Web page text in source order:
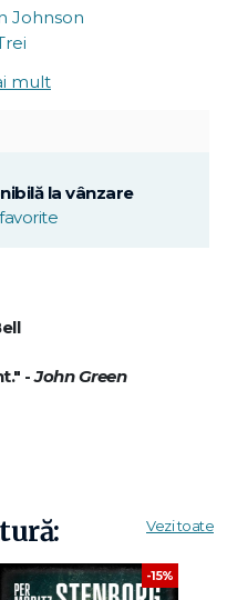
Johnson
mult
la vânzare
-John Green
Ellingham, un
care și-a dorit să
să fi e un joc.
Vezi toate
-15%